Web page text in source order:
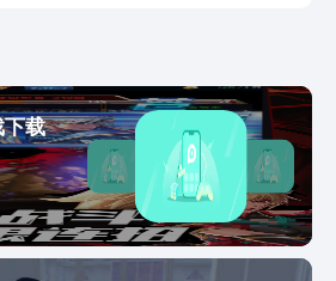
在这里，我们可以去通过同名卡牌
等级，4张同名英雄觉醒可强化效
醒逆袭，不同英雄携带的词条也会有
对于阵容的搭配以及策略布局，进
体验效果。文内针对王者万象棋内
，游戏带来了丰富的玩法，比如策
力，而且还有智慧博弈，在新手友
，所以我们如果喜欢的话，现在就可
接来预约了哦。
载